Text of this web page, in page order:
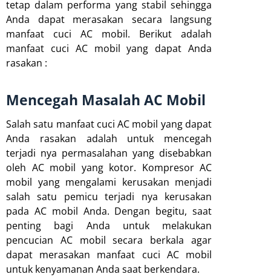
tetap dalam performa yang stabil sehingga
Anda dapat merasakan secara langsung
manfaat cuci AC mobil. Berikut adalah
manfaat cuci AC mobil yang dapat Anda
rasakan :
Mencegah Masalah AC Mobil
Salah satu manfaat cuci AC mobil yang dapat
Anda rasakan adalah untuk mencegah
terjadi nya permasalahan yang disebabkan
oleh AC mobil yang kotor. Kompresor AC
mobil yang mengalami kerusakan menjadi
salah satu pemicu terjadi nya kerusakan
pada AC mobil Anda. Dengan begitu, saat
penting bagi Anda untuk melakukan
pencucian AC mobil secara berkala agar
dapat merasakan manfaat cuci AC mobil
untuk kenyamanan Anda saat berkendara.